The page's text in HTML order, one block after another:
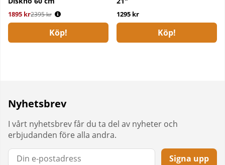
1895 kr
Ordinarie pris:
2395 kr
Köp!
1295 kr
Köp!
Nyhetsbrev
I vårt nyhetsbrev får du ta del av nyheter och
erbjudanden före alla andra.
Signa upp